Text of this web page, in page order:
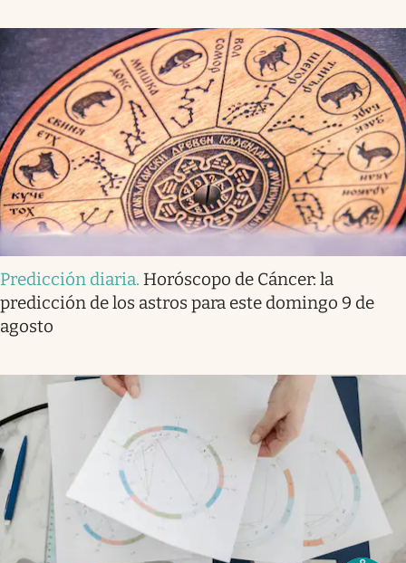
Predicción diaria. Horóscopo de Cáncer: la
predicción de los astros para este domingo 9 de
agosto